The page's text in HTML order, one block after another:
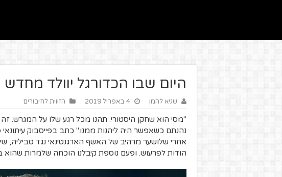
היום שבו הכדורגל יוולד מחדש
שגיא להמן 4 באפריל 2019 הזווית לחיבורים
"מסי הוא שחקן היסטורי. תהנו מכל רגע שלו על המגרש.
נהנתם כשאפשר היה ליהנות ממנו." כתב בפייסבוק
אחרי שלושער מרהיב של האשף הארגנטינאי נגד סביליה,
הודות לפרעוש. ופעם נוספת קיבלנו הוכחה שלמרות שהוא בן 31, כמעט 32, הקבוצה עדיין תלויה